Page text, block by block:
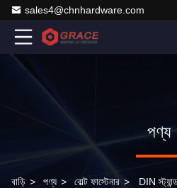
sales4@chnhardware.com
পণ্য
বাড়ি > পণ্য > বোল্ট ফাস্টেনার > DIN